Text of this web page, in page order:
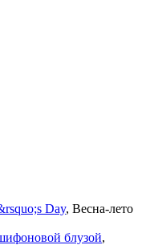
Day, Весна-лето
блузой,